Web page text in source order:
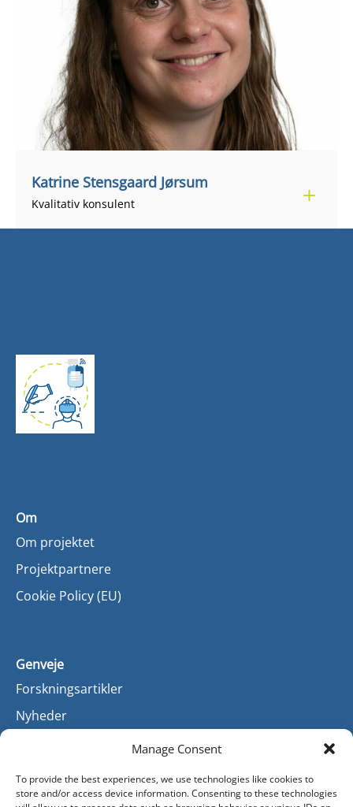
Manage Consent
To provide the best experiences, we use technologies like cookies to
store and/or access device information. Consenting to these technologies
Katrine Stensgaard Jørsum
Kvalitativ konsulent
+45 29 31 78 98
kjors@regionsjaelland.dk
Om
Om projektet
Projektpartnere
Cookie Policy (EU)
Genveje
Forskningsartikler
Nyheder
Kontakt